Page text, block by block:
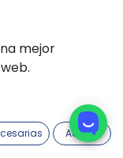
mejor
Acepto